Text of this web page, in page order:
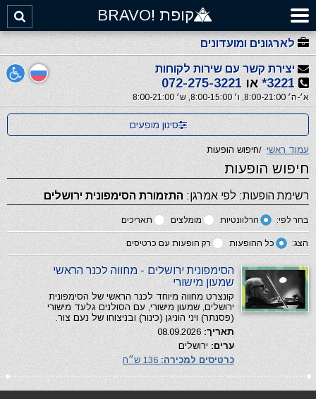
קופת !BRAVO
לארגונים ומועדונים
יצירת קשר עם שירות לקוחות
3221* או 072-275-3221
א׳-ה׳ 8:00-21:00, ו׳ 8:00-15:00, ש׳ 8:00-21:00
סינון מופעים
עמוד ראשי /חיפוש הופעות
חיפוש הופעות
רשימת הופעות: לפי אמרגן: התזמורת הסימפונית ירושלים
בחר לפי: הרלוונטיות מומלצים תאריכים
הצג: כל ההופעות רק הופעות עם כרטיסים
הסימפונית ירושלים - מחווה לכנר הראשי
שמעון מישורי
קונצרט מחווה מיוחד לכנר הראשי של הסימפונית
ירושלים, שמעון מישורי, עם הסולנים גלעד מישורי
(פסנתר) ויני הוניגן (כינור) ובניצוחו של נעם צור.
תאריך:
ערים: ירושלים
כרטיסים למכירה: